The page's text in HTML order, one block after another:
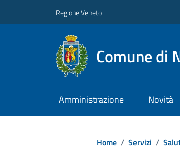
Regione Veneto
Comune di
Amministrazione Novità
Home / Servizi /